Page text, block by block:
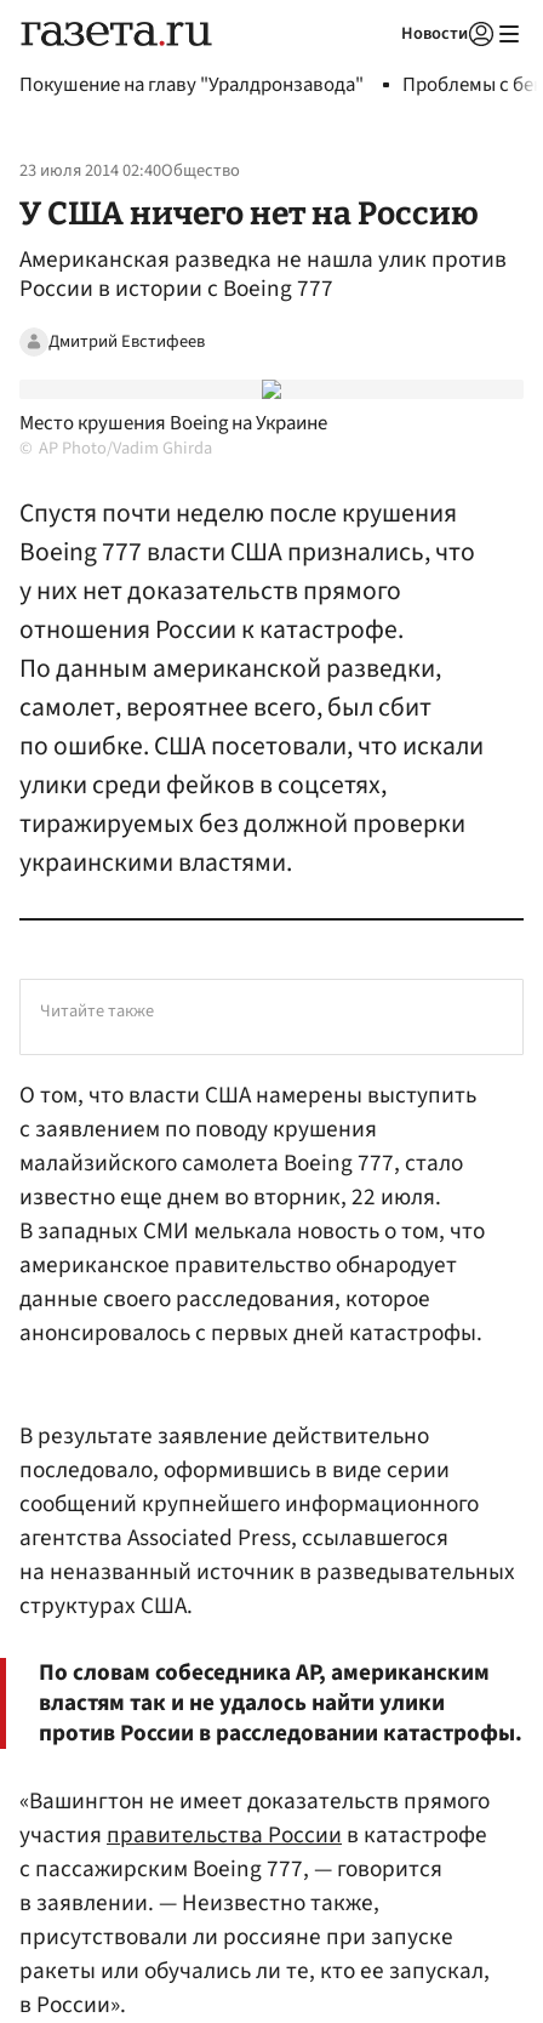
Новости
Покушение на главу "Уралдронзавода" Проблемы с
23 июля 2014 02:40Общество
У США ничего нет на Россию
Американская разведка не нашла улик против
России в истории с Boeing 777
Дмитрий Евстифеев
Место крушения Boeing на Украине
AP Photo/Vadim Ghirda
Спустя почти неделю после крушения
Boeing 777 власти США признались, что
у них нет доказательств прямого
отношения России к катастрофе.
По данным американской разведки,
самолет, вероятнее всего, был сбит
по ошибке. США посетовали, что искали
улики среди фейков в соцсетях,
тиражируемых без должной проверки
украинскими властями.
Читайте также
О том, что власти США намерены выступить
с заявлением по поводу крушения
малайзийского самолета Boeing 777, стало
известно еще днем во вторник, 22 июля.
В западных СМИ мелькала новость о том, что
американское правительство обнародует
данные своего расследования, которое
анонсировалось с первых дней катастрофы.
В результате заявление действительно
последовало, оформившись в виде серии
сообщений крупнейшего информационного
агентства Associated Press, ссылавшегося
на неназванный источник в разведывательных
структурах США.
По словам собеседника AP, американским
властям так и не удалось найти улики
против России в расследовании катастрофы.
«Вашингтон не имеет доказательств прямого
участияправительства Россиив катастрофе
с пассажирским Boeing 777, — говорится
в заявлении. — Неизвестно также,
присутствовали ли россияне при запуске
ракеты или обучались ли те, кто ее запускал,
в России».